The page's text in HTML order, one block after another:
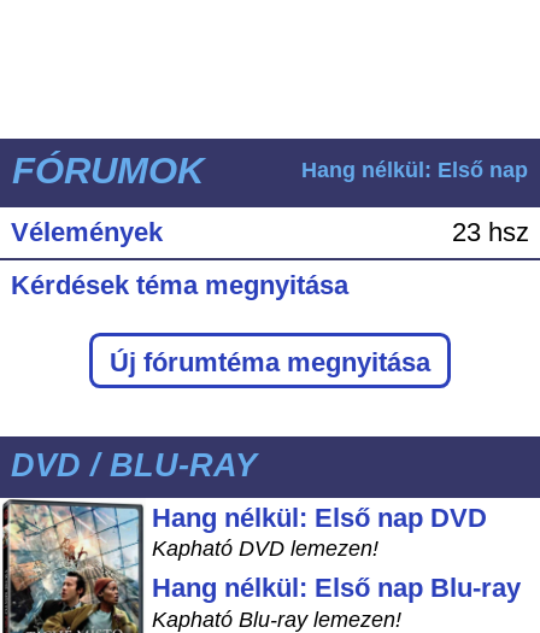
FÓRUMOK Hang nélkül: Első nap
Vélemények
23 hsz
Kérdések téma megnyitása
Új fórumtéma megnyitása
DVD / BLU-RAY
Hang nélkül: Első nap DVD
Kapható DVD lemezen!
Hang nélkül: Első nap Blu-ray
Kapható Blu-ray lemezen!